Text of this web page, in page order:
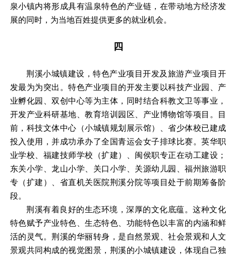
泉小镇内将形成具有温泉特色的产业链，在带动地方经济发
展的同时，为当地百姓提供更多的就业机会。
四
荆溪小城镇建设，特色产业项目开发及旅游产业项目开
发最为为突出。特色产业项目的开发主要以科技产业园、产
业孵化园、双创中心等为主体，同时结合科教文卫等事业，
开发产业科研基地、教育培训园区、产业博物馆等项目。目
前，科技文体中心（小城镇规划展示馆）、省少体校已建成
投入使用，并成功承办了全国青运会女子排球比赛。英华职
业学校、福建技师学校（扩建）、闽侯职专正在动工建设；
东关小学、龙山小学、关口小学、关源幼儿园、福州旅游职
专（扩建）、省直机关医院荆溪分院等项目处于前期筹备阶
段。
荆溪有着良好的生态环境，深厚的文化底蕴。这种文化
特色赋予产业特色、生态特色、功能特色以丰富的内涵和鲜
活的灵气。荆溪的华丽转身，是自然景观、社会景观和人文
景观共同构成的视觉图景，荆溪的小城镇建设，体现自己独